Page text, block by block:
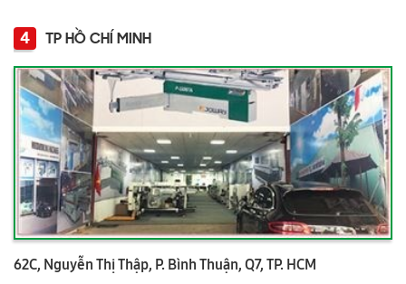
4 TP HỒ CHÍ MINH
62C, Nguyễn Thị Thập, P. Bình Thuận, Q7, TP. HCM